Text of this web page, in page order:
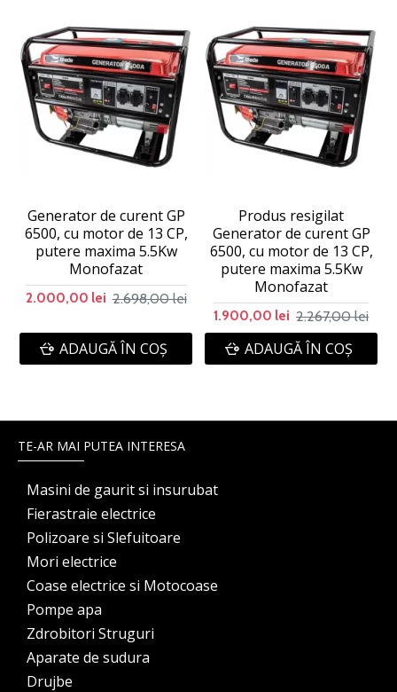
Generator de curent GP
6500, cu motor de 13 CP,
putere maxima 5.5Kw
Monofazat
2.000,00 lei 2.698,00 lei
ADAUGĂ ÎN COŞ
Produs resigilat
Generator de curent GP
6500, cu motor de 13 CP,
putere maxima 5.5Kw
Monofazat
1.900,00 lei 2.267,00 lei
ADAUGĂ ÎN COŞ
TE-AR MAI PUTEA INTERESA
Masini de gaurit si insurubat
Fierastraie electrice
Polizoare si Slefuitoare
Mori electrice
Coase electrice si Motocoase
Pompe apa
Zdrobitori Struguri
Aparate de sudura
Drujbe